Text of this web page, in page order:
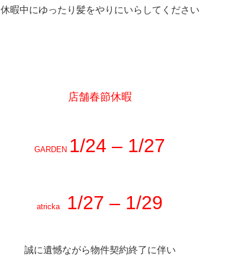
休暇中にゆったり髪をやりにいらしてください
店舗春節休暇
GARDEN 1/24 – 1/27
atricka 1/27 – 1/29
誠に遺憾ながら物件契約終了に伴い